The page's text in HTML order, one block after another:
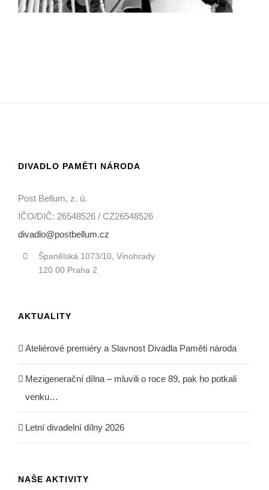
DIVADLO PAMĚTI NÁRODA
Post Bellum, z. ú.
IČO/DIČ: 26548526 / CZ26548526
divadlo@postbellum.cz
Španělská 1073/10, Vinohrady
120 00 Praha 2
AKTUALITY
Ateliérové premiéry a Slavnost Divadla Paměti národa
Mezigenerační dílna – mluvili o roce 89, pak ho potkali
venku…
Letní divadelní dílny 2026
NAŠE AKTIVITY